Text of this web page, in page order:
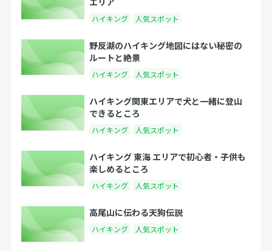
ハイキング 人気スポット
野反湖のハイキング地図にはない秘密の
ルートと絶景
ハイキング 人気スポット
ハイキング関東エリアで犬と一緒に登山
できるところ
ハイキング 人気スポット
ハイキング 東海 エリアで初心者・子供も
楽しめるところ
ハイキング 人気スポット
高尾山に伝わる天狗伝説
ハイキング 人気スポット